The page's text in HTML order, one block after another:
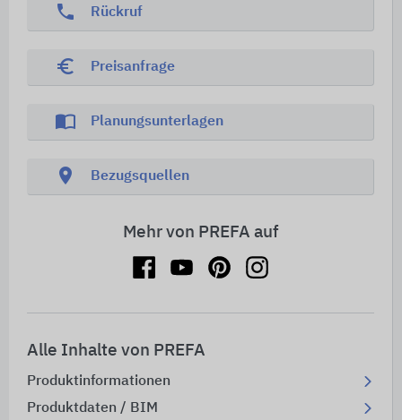
phone Rückruf
euro_symbol Preisanfrage
import_contacts Planungsunterlagen
location_on Bezugsquellen
Mehr von PREFA auf
Alle Inhalte von PREFA
Produktinformationen
Produktdaten / BIM